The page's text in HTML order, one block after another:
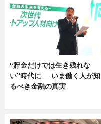
“貯金だけでは生き残れな
い”時代に──いま働く人が知
るべき金融の真実